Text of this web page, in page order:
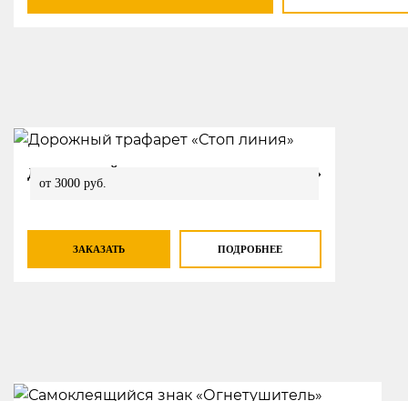
ДОРОЖНЫЙ ТРАФАРЕТ «СТОП ЛИНИЯ»
от 3000 руб.
ЗАКАЗАТЬ ПОДРОБНЕЕ